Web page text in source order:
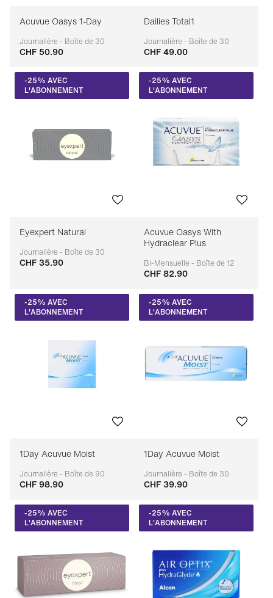
Acuvue Oasys 1-Day
Journalière - Boîte de 30
Adaptable
CHF 50.90
Dailies Total1
Journalière - Boîte de 30
Adaptable
CHF 49.00
-25% AVEC
L'ABONNEMENT
Eyexpert Natural
Journalière - Boîte de 30
Adaptable
CHF 35.90
-25% AVEC
L'ABONNEMENT
Acuvue Oasys With
Hydraclear Plus
Bi-Mensuelle - Boîte de 12
Adaptable
CHF 82.90
-25% AVEC
L'ABONNEMENT
1Day Acuvue Moist
Journalière - Boîte de 90
Adaptable
CHF 98.90
-25% AVEC
L'ABONNEMENT
1Day Acuvue Moist
Journalière - Boîte de 30
Adaptable
CHF 39.90
-25% AVEC
L'ABONNEMENT
-25% AVEC
L'ABONNEMENT